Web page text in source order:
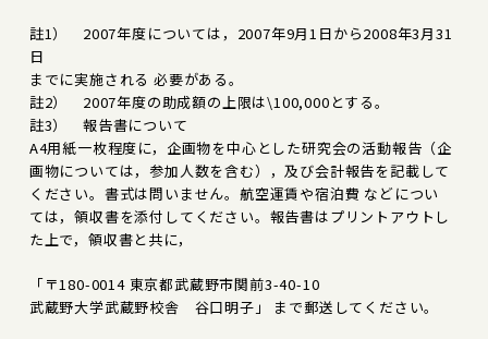
註1） 2007年度については，2007年9月1日から2008年3月31
日
までに実施される 必要がある。
註2） 2007年度の助成額の上限は\100,000とする。
註3） 報告書について
A4用紙一枚程度に，企画物を中心とした研究会の活動報告（企
画物については，参加人数を含む），及び会計報告を記載して
ください。書式は問いません。航空運賃や宿泊費 などについ
ては，領収書を添付してください。報告書はプリントアウトし
た上で，領収書と共に，
「〒180-0014 東京都武蔵野市関前3-40-10
武蔵野大学武蔵野校舎 谷口明子」 まで郵送してください。